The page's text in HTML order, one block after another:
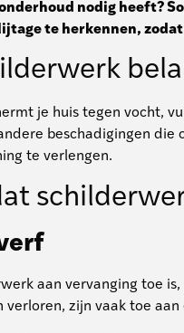
nodig heeft?
te herkennen,
je huis tegen vocht,
beschadigingen die
te verlengen.
aan vervanging toe
zijn vaak toe aan